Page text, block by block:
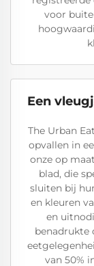
voor
Een
The Urban
opvallen in
onze op
blad, die
sluiten bij
en kleuren
en
benadrukte
van 50%